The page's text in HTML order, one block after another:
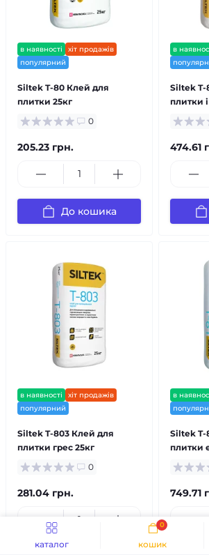
каталог кошик
0
в наявності
хіт продажів
популярний
Siltek T-80 Клей для
плитки 25кг
0
205.23 грн.
До кошика
в
Siltek T-
плитки
474.61
в наявності
хіт продажів
популярний
Siltek T-803 Клей для
плитки грес 25кг
0
281.04 грн.
в
Siltek T-
плитки
749.71